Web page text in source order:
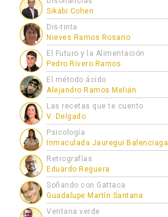
Sikabi Cohen
Dis-tinta
Nieves Ramos Rosario
El Futuro y la Alimentación
Pedro Rivero Ramos
El método ácido
Alejandro Ramos Melián
Las recetas que te cuento
V. Delgado
Psicología
Inmaculada Jauregui Balenciaga
Retrografías
Eduardo Reguera
Soñando con Gattaca
Guadalupe Martín Santana
Ventana verde